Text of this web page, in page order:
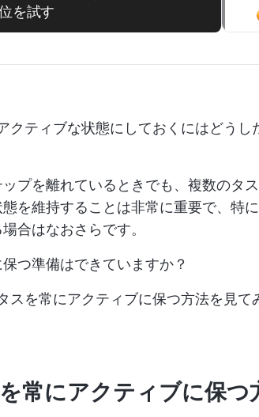
を試す
クティブな状態にしておくにはどうし
プを離れているときでも、複数のタ
を維持することは非常に重要で、特
合はなおさらです。
つ準備はできていますか？
を常にアクティブに保つ方法を見て
常にアクティブに保つ